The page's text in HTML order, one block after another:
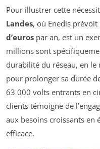
Pour illustrer cette
Landes, où Enedis
d’euros par an, est un
millions sont
durabilité du réseau, en le
pour prolonger sa durée
63 000 volts entrants en
clients témoigne de
aux besoins croissants en
efficace.